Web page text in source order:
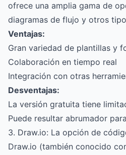
ofrece una amplia gama de
diagramas de flujo y otros
Ventajas:
Gran variedad de plantillas y
Colaboración en tiempo real
Integración con otras
Desventajas:
La versión gratuita tiene
Puede resultar abrumador
3. Draw.io: La opción de
Draw.io (también conocido